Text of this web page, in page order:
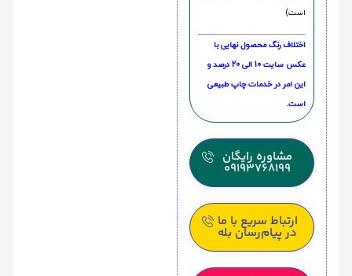
است)
اختلاف رنگ محصول نهایی با
عکس سایت 10 الی 20 درصد و
این امر در خدمات چاپ طبیعی
است.
مشاوره رایگان
09193768199
ارتباط سریع با ما
در پیام‌رسان بله